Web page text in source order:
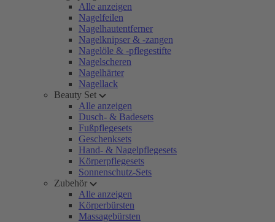
Alle anzeigen
Nagelfeilen
Nagelhautentferner
Nagelknipser & -zangen
Nagelöle & -pflegestifte
Nagelscheren
Nagelhärter
Nagellack
Beauty Set
Alle anzeigen
Dusch- & Badesets
Fußpflegesets
Geschenksets
Hand- & Nagelpflegesets
Körperpflegesets
Sonnenschutz-Sets
Zubehör
Alle anzeigen
Körperbürsten
Massagebürsten